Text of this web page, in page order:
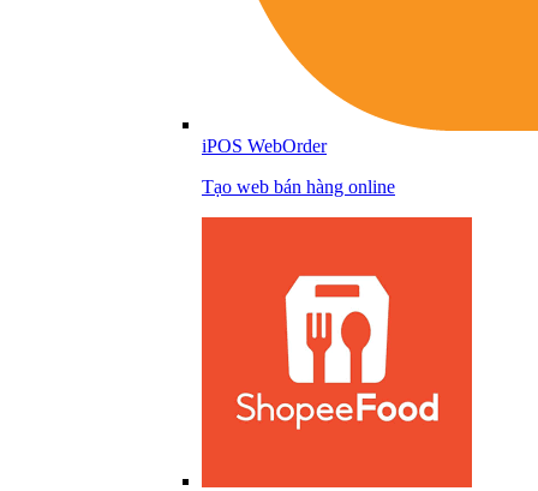
iPOS WebOrder
Tạo web bán hàng online